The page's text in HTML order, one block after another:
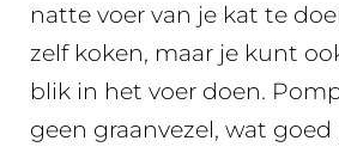
natte voer van je kat te
zelf koken, maar je kunt
blik in het voer doen.
geen graanvezel, wat goed